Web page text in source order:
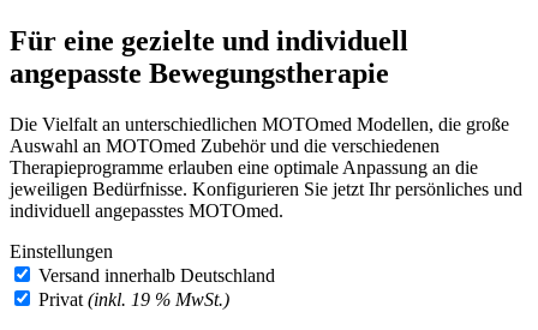
Für eine gezielte und individuell
angepasste Bewegungstherapie
Die Vielfalt an unterschiedlichen MOTOmed Modellen, die große
Auswahl an MOTOmed Zubehör und die verschiedenen
Therapieprogramme erlauben eine optimale Anpassung an die
jeweiligen Bedürfnisse. Konfigurieren Sie jetzt Ihr persönliches und
individuell angepasstes MOTOmed.
Einstellungen
Versand innerhalb Deutschland
Privat (inkl. 19 % MwSt.)